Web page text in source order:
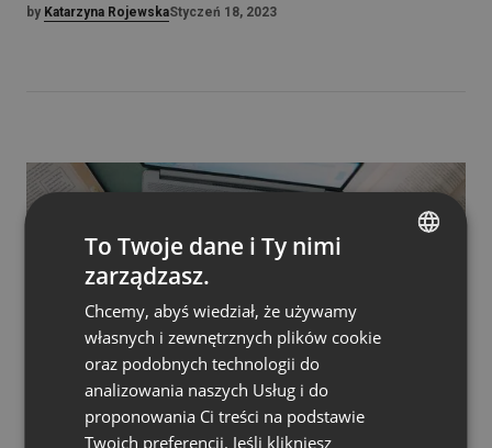
by Katarzyna RojewskaStyczeń 18, 2023
PŁATNE WYDARZENIA
Podpokoje, automatyzacja i bezpieczeństwo,
FRENCH
RUSSIAN
To Twoje dane i Ty nimi
zarządzasz.
Chcemy, abyś wiedział, że używamy
własnych i zewnętrznych plików cookie
oraz podobnych technologii do
analizowania naszych Usług i do
proponowania Ci treści na podstawie
Twoich preferencji. Jeśli klikniesz